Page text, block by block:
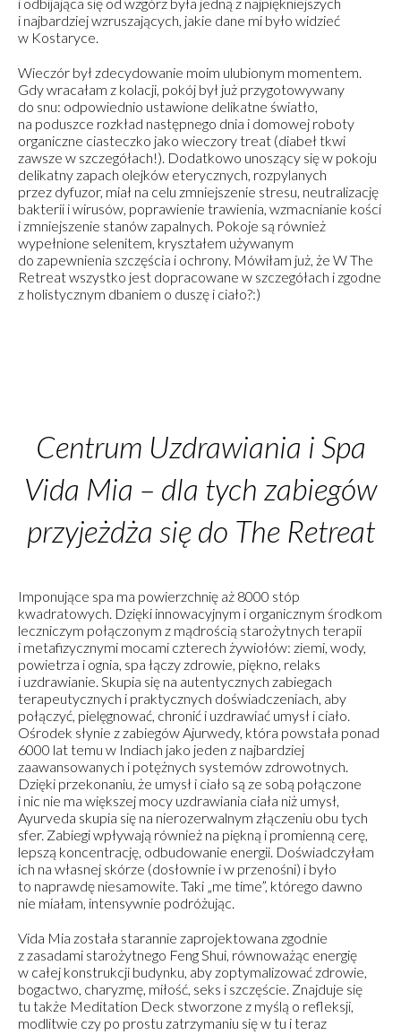
i najbardziej wzruszających, jakie dane mi było widzieć
w Kostaryce.
Wieczór był zdecydowanie moim ulubionym momentem.
Gdy wracałam z kolacji, pokój był już przygotowywany
do snu: odpowiednio ustawione delikatne światło,
na poduszce rozkład następnego dnia i domowej roboty
organiczne ciasteczko jako wieczory treat (diabeł tkwi
zawsze w szczegółach!). Dodatkowo unoszący się w pokoju
delikatny zapach olejków eterycznych, rozpylanych
przez dyfuzor, miał na celu zmniejszenie stresu, neutralizację
bakterii i wirusów, poprawienie trawienia, wzmacnianie kości
i zmniejszenie stanów zapalnych. Pokoje są również
wypełnione selenitem, kryształem używanym
do zapewnienia szczęścia i ochrony. Mówiłam już, że W The
Retreat wszystko jest dopracowane w szczegółach i zgodne
z holistycznym dbaniem o duszę i ciało?:)
Centrum Uzdrawiania i Spa
Vida Mia – dla tych zabiegów
przyjeżdża się do The Retreat
Imponujące spa ma powierzchnię aż 8000 stóp
kwadratowych. Dzięki innowacyjnym i organicznym środkom
leczniczym połączonym z mądrością starożytnych terapii
i metafizycznymi mocami czterech żywiołów: ziemi, wody,
powietrza i ognia, spa łączy zdrowie, piękno, relaks
i uzdrawianie. Skupia się na autentycznych zabiegach
terapeutycznych i praktycznych doświadczeniach, aby
połączyć, pielęgnować, chronić i uzdrawiać umysł i ciało.
Ośrodek słynie z zabiegów Ajurwedy, która powstała ponad
6000 lat temu w Indiach jako jeden z najbardziej
zaawansowanych i potężnych systemów zdrowotnych.
Dzięki przekonaniu, że umysł i ciało są ze sobą połączone
i nic nie ma większej mocy uzdrawiania ciała niż umysł,
Ayurveda skupia się na nierozerwalnym złączeniu obu tych
sfer. Zabiegi wpływają również na piękną i promienną cerę,
lepszą koncentrację, odbudowanie energii. Doświadczyłam
ich na własnej skórze (dosłownie i w przenośni) i było
to naprawdę niesamowite. Taki „me time”, którego dawno
nie miałam, intensywnie podróżując.
Vida Mia została starannie zaprojektowana zgodnie
z zasadami starożytnego Feng Shui, równoważąc energię
w całej konstrukcji budynku, aby zoptymalizować zdrowie,
bogactwo, charyzmę, miłość, seks i szczęście. Znajduje się
tu także Meditation Deck stworzone z myślą o refleksji,
modlitwie czy po prostu zatrzymaniu się w tu i teraz